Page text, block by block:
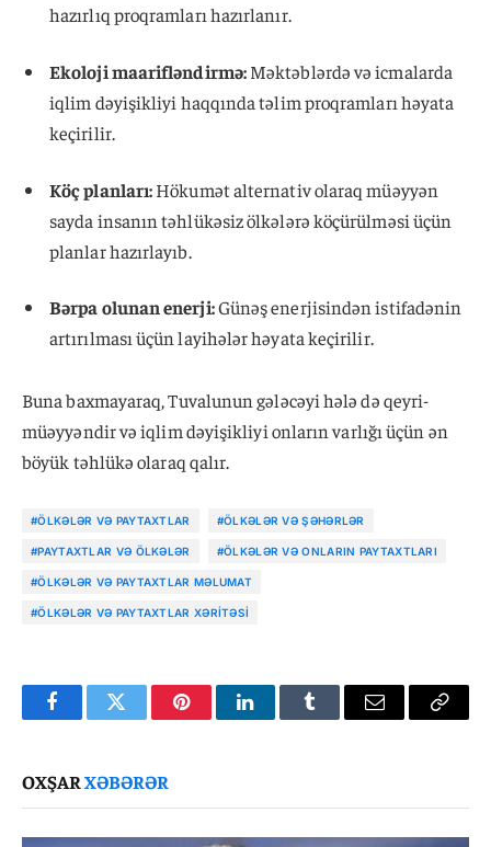
hazırlıq proqramları hazırlanır.
Ekoloji maarifləndirmə:Məktəblərdə və icmalarda
iqlim dəyişikliyi haqqında təlim proqramları həyata
keçirilir.
Köç planları:Hökumət alternativ olaraq müəyyən
sayda insanın təhlükəsiz ölkələrə köçürülməsi üçün
planlar hazırlayıb.
Bərpa olunan enerji:Günəş enerjisindən istifadənin
artırılması üçün layihələr həyata keçirilir.
Buna baxmayaraq, Tuvalunun gələcəyi hələ də qeyri-
müəyyəndir və iqlim dəyişikliyi onların varlığı üçün ən
böyük təhlükə olaraq qalır.
#ÖLKƏLƏR VƏ PAYTAXTLAR #ÖLKƏLƏR VƏ ŞƏHƏRLƏR
#PAYTAXTLAR VƏ ÖLKƏLƏR #ÖLKƏLƏR VƏ ONLARIN PAYTAXTLARI
#ÖLKƏLƏR VƏ PAYTAXTLAR MƏLUMAT
#ÖLKƏLƏR VƏ PAYTAXTLAR XƏRITƏSI
FacebookTwitter PinterestLinkedInTumblr Email
Copy
OXŞARXƏBƏRƏR